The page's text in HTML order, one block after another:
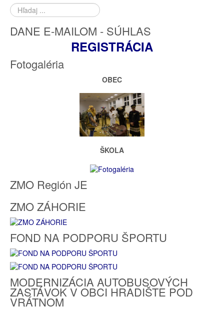
Hľadať
...
DANE E-MAILOM - SÚHLAS
REGISTRÁCIA
Fotogaléria
OBEC
ŠKOLA
ZMO Región JE
ZMO ZÁHORIE
FOND NA PODPORU ŠPORTU
MODERNIZÁCIA AUTOBUSOVÝCH
ZASTÁVOK V OBCI HRADIŠTE POD
VRÁTNOM